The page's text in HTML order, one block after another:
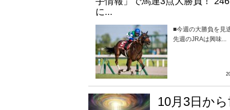
に...
■今週の大勝負を
先週のJRAは興味...
10月3日か